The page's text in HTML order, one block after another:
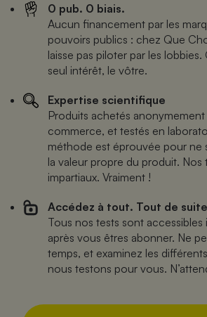
0 pub. 0 biais.
Aucun financement par les
pouvoirs publics : chez Que
laisse pas piloter par les
seul intérêt, le vôtre.
Expertise scientifique
Produits achetés anonymement
commerce, et testés en
méthode est éprouvée pour ne
la valeur propre du produit. Nos
impartiaux. Vraiment !
Accédez à tout. Tout de
Tous nos tests sont
après vous êtres abonner. Ne
temps, et examinez les
nous testons pour vous.